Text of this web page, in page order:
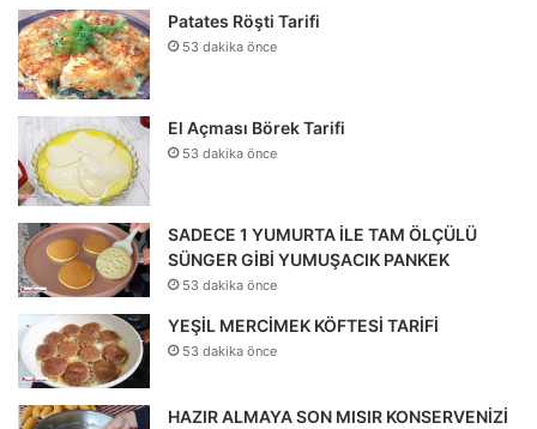
Patates Röşti Tarifi
53 dakika önce
El Açması Börek Tarifi
53 dakika önce
SADECE 1 YUMURTA İLE TAM ÖLÇÜLÜ
SÜNGER GİBİ YUMUŞACIK PANKEK
53 dakika önce
YEŞİL MERCİMEK KÖFTESİ TARİFİ
53 dakika önce
HAZIR ALMAYA SON MISIR KONSERVENİZİ